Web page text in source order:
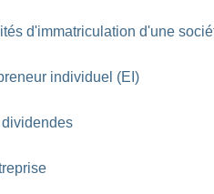
d'immatriculation d'une
individuel (EI)